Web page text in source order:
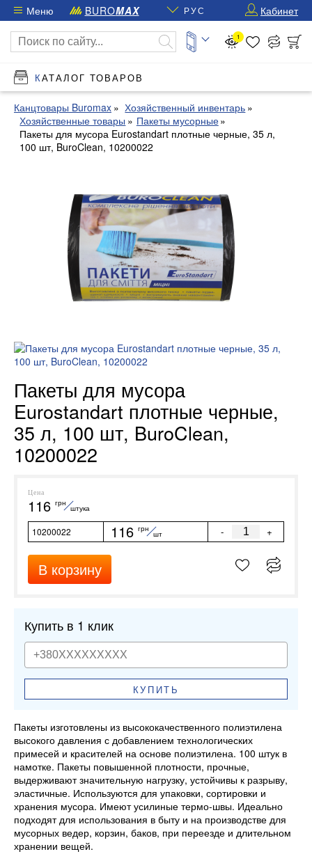
Меню BUROMAX РУС Кабинет
1
КАТАЛОГ ТОВАРОВ
Канцтовары Buromax
Хозяйственный инвентарь
Хозяйственные товары
Пакеты мусорные
Пакеты для мусора Eurostandart плотные черные, 35 л,
100 шт, BuroClean, 10200022
Пакеты для мусора
Eurostandart плотные черные,
35 л, 100 шт, BuroClean,
10200022
Цена
116 грн
штука
10200022 116 грн
шт - +
В корзину
Купить в 1 клик
КУПИТЬ
Пакеты изготовлены из высококачественного полиэтилена
высокого давления с добавлением технологических
примесей и красителей на основе полиэтилена. 100 штук в
намотке. Пакеты повышенной плотности, прочные,
выдерживают значительную нагрузку, устойчивы к разрыву,
эластичные. Используются для упаковки, сортировки и
хранения мусора. Имеют усилиные термо-швы. Идеально
подходят для использования в быту и на производстве для
мусорных ведер, корзин, баков, при переезде и длительном
хранении вещей.